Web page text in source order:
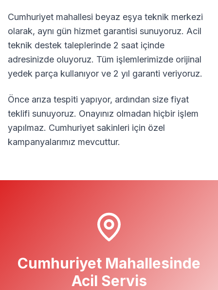
Cumhuriyet mahallesi beyaz eşya teknik merkezi
olarak, aynı gün hizmet garantisi sunuyoruz. Acil
teknik destek taleplerinde 2 saat içinde
adresinizde oluyoruz. Tüm işlemlerimizde orijinal
yedek parça kullanıyor ve 2 yıl garanti veriyoruz.
Önce arıza tespiti yapıyor, ardından size fiyat
teklifi sunuyoruz. Onayınız olmadan hiçbir işlem
yapılmaz. Cumhuriyet sakinleri için özel
kampanyalarımız mevcuttur.
Cumhuriyet Mahallesinde
Acil Servis